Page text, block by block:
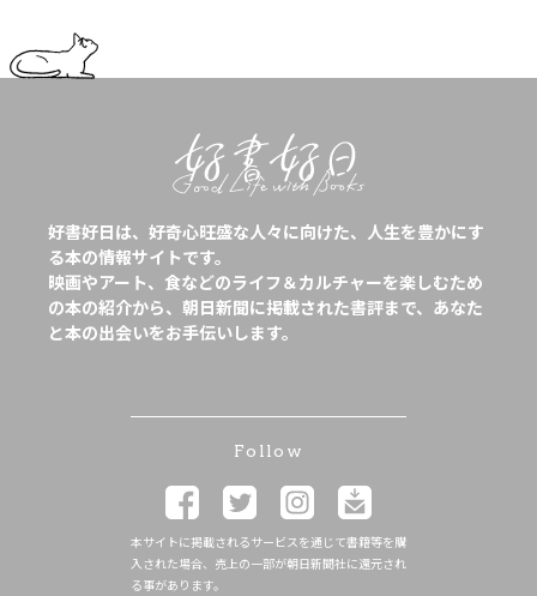
好書好日は、好奇心旺盛な人々に向けた、人生を豊かにす
る本の情報サイトです。
映画やアート、食などのライフ＆カルチャーを楽しむため
の本の紹介から、朝日新聞に掲載された書評まで、あなた
と本の出会いをお手伝いします。
Follow
本サイトに掲載されるサービスを通じて書籍等を購
入された場合、売上の一部が朝日新聞社に還元され
る事があります。